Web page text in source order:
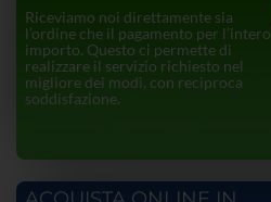
Riceviamo noi direttamente sia
l’ordine che il pagamento per l’intero
importo. Questo ci permette di
realizzare il servizio richiesto nel
migliore dei modi, con reciproca
soddisfazione.